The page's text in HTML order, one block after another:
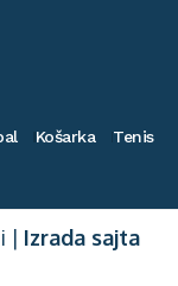
Košarka Tenis
| Izrada sajta